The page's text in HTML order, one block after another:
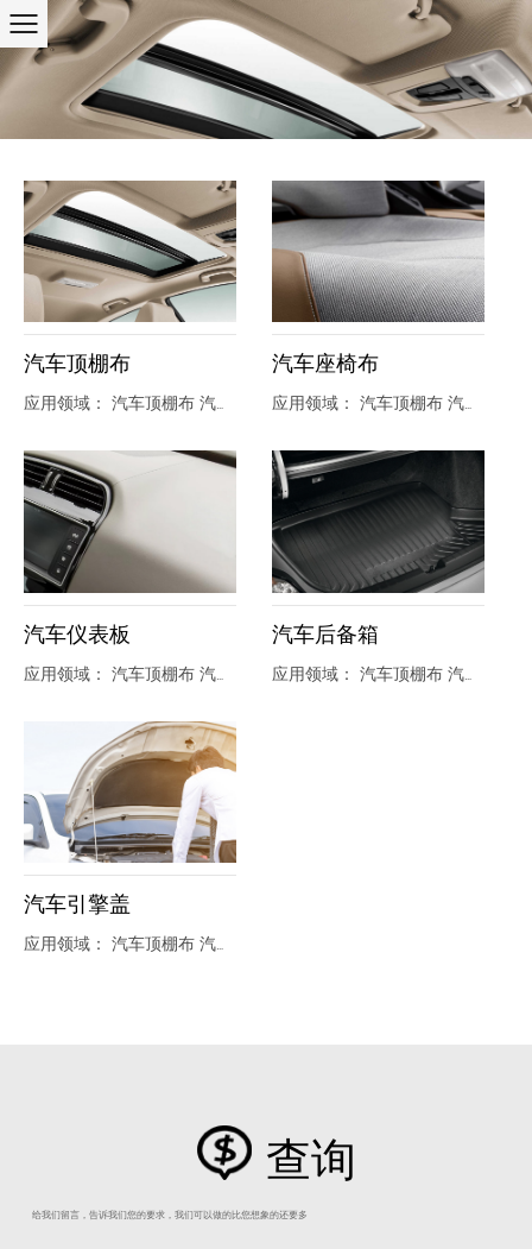
汽车顶棚布 汽车座椅布
汽车仪表板 汽车后备箱
汽车引擎盖
查询
给我们留言，告诉我们您的要求，我们可以做的比您想象的还要多